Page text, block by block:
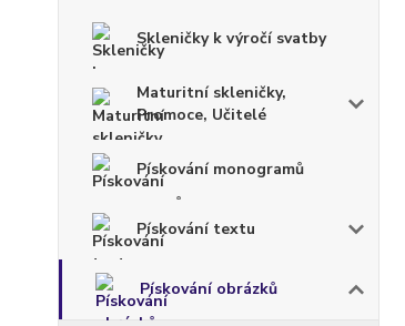
Skleničky k výročí svatby
Maturitní skleničky,
Promoce, Učitelé
Pískování monogramů
Pískování textu
Pískování obrázků